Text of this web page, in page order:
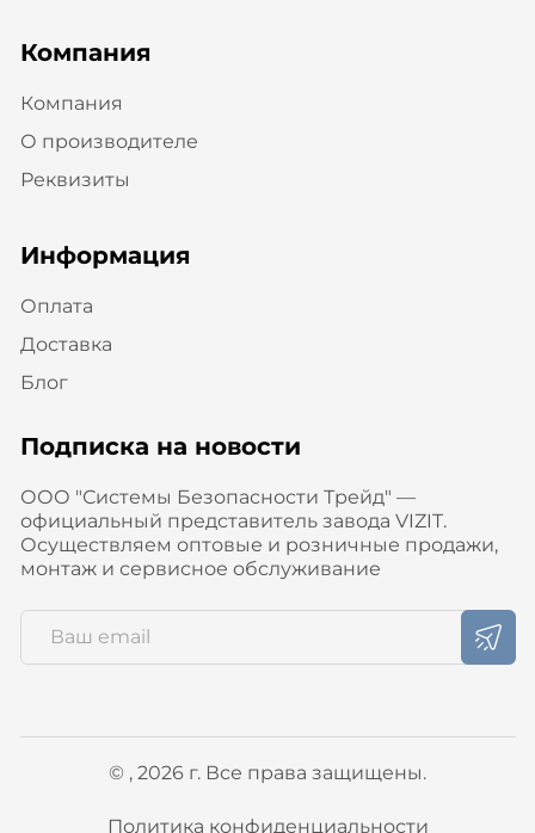
Компания
Компания
О производителе
Реквизиты
Информация
Оплата
Доставка
Блог
Подписка на новости
ООО "Системы Безопасности Трейд" —
официальный представитель завода VIZIT.
Осуществляем оптовые и розничные продажи,
монтаж и сервисное обслуживание
© , 2026 г. Все права защищены.
Политика конфиденциальности